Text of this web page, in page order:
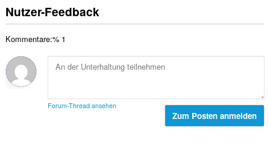
Nutzer-Feedback
Kommentare:% 1
Forum-Thread ansehen
Zum Posten anmelden